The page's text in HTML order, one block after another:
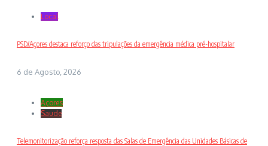
Local
PSD/Açores destaca reforço das tripulações da emergência médica pré-hospitalar
6 de Agosto, 2026
Açores
Saude
Telemonitorização reforça resposta das Salas de Emergência das Unidades Básicas de